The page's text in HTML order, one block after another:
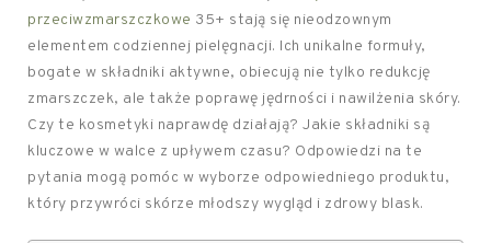
przeciwzmarszczkowe 35+ stają się nieodzownym
elementem codziennej pielęgnacji. Ich unikalne formuły,
bogate w składniki aktywne, obiecują nie tylko redukcję
zmarszczek, ale także poprawę jędrności i nawilżenia skóry.
Czy te kosmetyki naprawdę działają? Jakie składniki są
kluczowe w walce z upływem czasu? Odpowiedzi na te
pytania mogą pomóc w wyborze odpowiedniego produktu,
który przywróci skórze młodszy wygląd i zdrowy blask.